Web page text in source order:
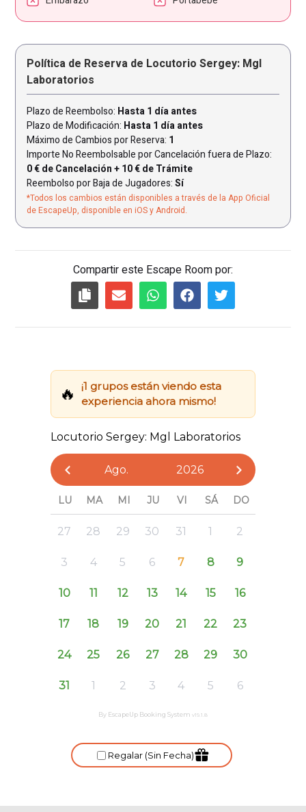
Política de Reserva de Locutorio Sergey: Mgl
Laboratorios
Plazo de Reembolso: Hasta 1 día antes
Plazo de Modificación: Hasta 1 día antes
Máximo de Cambios por Reserva: 1
Importe No Reembolsable por Cancelación fuera de Plazo:
0 € de Cancelación + 10 € de Trámite
Reembolso por Baja de Jugadores: Sí
*Todos los cambios están disponibles a través de la App Oficial
de EscapeUp, disponible en iOS y Android.
Compartir este Escape Room por: